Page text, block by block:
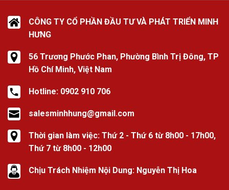
CÔNG TY CỔ PHẦN ĐẦU TƯ VÀ PHÁT TRIỂN MINH
HƯNG
56 Trương Phước Phan, Phường Bình Trị Đông, TP
Hồ Chí Minh, Việt Nam
Hotline: 0902 910 706
salesminhhung@gmail.com
Thời gian làm việc: Thứ 2 - Thứ 6 từ 8h00 - 17h00,
Thứ 7 từ 8h00 - 12h00
Chịu Trách Nhiệm Nội Dung: Nguyễn Thị Hoa